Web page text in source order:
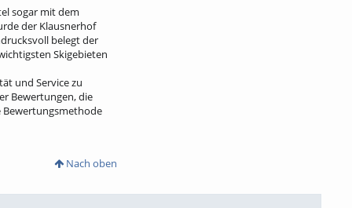
sogar mit dem
der Klausnerhof
belegt der
Skigebieten
und Service zu
Bewertungen, die
Bewertungsmethode
Nach oben